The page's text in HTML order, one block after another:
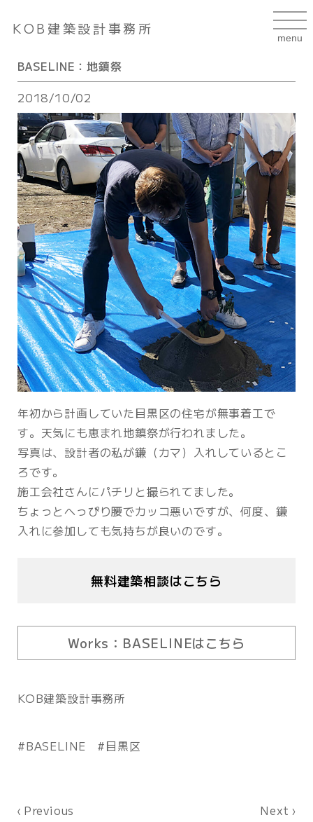
KOB建築設計事務所
BASELINE：地鎮祭
2018/10/02
年初から計画していた目黒区の住宅が無事着工で
す。天気にも恵まれ地鎮祭が行われました。
写真は、設計者の私が鎌（カマ）入れしているとこ
ろです。
施工会社さんにパチリと撮られてました。
ちょっとへっぴり腰でカッコ悪いですが、何度、鎌
入れに参加しても気持ちが良いのです。
無料建築相談はこちら
Works：BASELINEはこちら
KOB建築設計事務所
BASELINE 目黒区
Previous Next